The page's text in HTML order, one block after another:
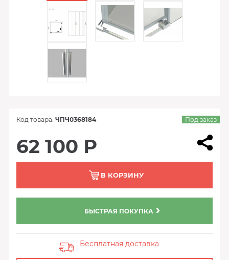
Код товара: ЧПЧ0368184 Под заказ
62 100 Р
В КОРЗИНУ
БЫСТРАЯ ПОКУПКА
Бесплатная доставка